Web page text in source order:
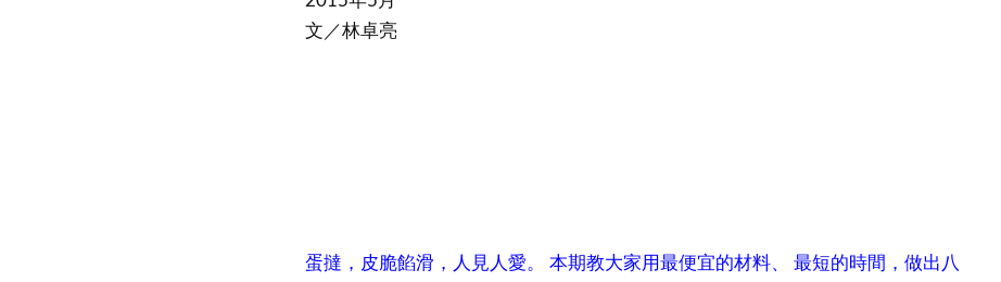
文／林卓亮
蛋撻，皮脆餡滑，人見人愛。 本期教大家用最便宜的材料、 最短的時間，做出八